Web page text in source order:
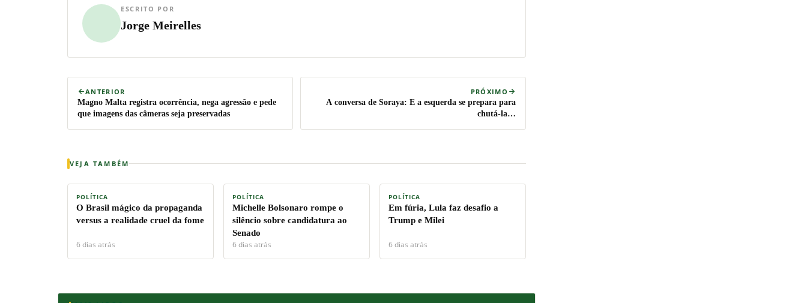
ESCRITO POR
Jorge Meirelles
ANTERIOR
Magno Malta registra ocorrência, nega agressão e pede
que imagens das câmeras seja preservadas
PRÓXIMO
A conversa de Soraya: E a esquerda se prepara para
chutá-la…
VEJA TAMBÉM
POLÍTICA
O Brasil mágico da propaganda
versus a realidade cruel da fome
6 dias atrás
POLÍTICA
Michelle Bolsonaro rompe o
silêncio sobre candidatura ao
Senado
6 dias atrás
POLÍTICA
Em fúria, Lula faz desafio a
Trump e Milei
6 dias atrás